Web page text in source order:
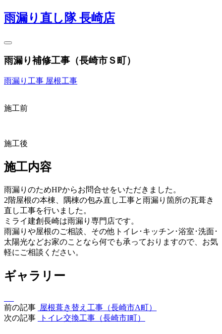
雨漏り直し隊 長崎店
雨漏り補修工事（長崎市Ｓ町）
雨漏り工事 屋根工事
施工前
施工後
施工内容
雨漏りのためHPからお問合せをいただきました。
2階屋根の本棟、隅棟の包み直し工事と雨漏り箇所の瓦葺き
直し工事を行いました。
ミライ建創長崎は雨漏り専門店です。
雨漏りや屋根のご相談、その他トイレ･キッチン･浴室･洗面･
太陽光などお家のことなら何でも承っておりますので、お気
軽にご相談ください。
ギャラリー
前の記事 屋根葺き替え工事（長崎市A町）
次の記事
トイレ交換工事（長崎市I町）